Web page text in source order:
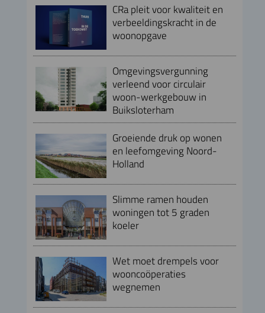
CRa pleit voor kwaliteit en
verbeeldingskracht in de
woonopgave
Omgevingsvergunning
verleend voor circulair
woon-werkgebouw in
Buiksloterham
Groeiende druk op wonen
en leefomgeving Noord-
Holland
Slimme ramen houden
woningen tot 5 graden
koeler
Wet moet drempels voor
wooncoöperaties
wegnemen